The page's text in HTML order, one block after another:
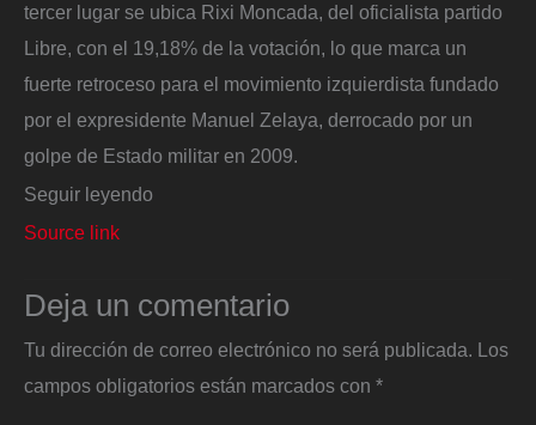
tercer lugar se ubica Rixi Moncada, del oficialista partido
Libre, con el 19,18% de la votación, lo que marca un
fuerte retroceso para el movimiento izquierdista fundado
por el expresidente Manuel Zelaya, derrocado por un
golpe de Estado militar en 2009.
Seguir leyendo
Source link
Deja un comentario
Tu dirección de correo electrónico no será publicada. Los
campos obligatorios están marcados con *